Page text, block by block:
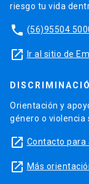
riesgo tu vida
phone (56)95504
launch Ir al sitio de
Orientación y
género o violencia
launch Contacto para
launch Más